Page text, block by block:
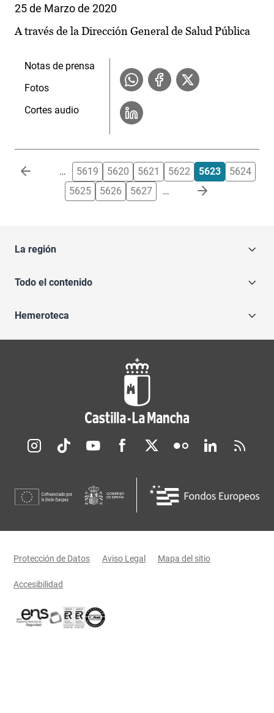
25 de Marzo de 2020
A través de la Dirección General de Salud Pública
Notas de prensa
Fotos
Cortes audio
Paginación … 5619 5620 5621 5622 5623
5624
5625
5626 5627 …
La región
Todo el contenido
Hemeroteca
Redes sociales JCCM
Menú legal
Protección de Datos Aviso Legal Mapa del sitio
Accesibilidad